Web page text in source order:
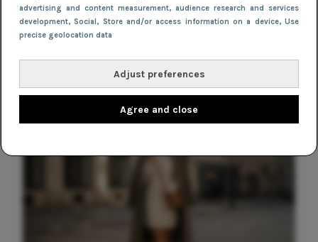
advertising and content measurement, audience research and services
development, Social, Store and/or access information on a device, Use
precise geolocation data
Adjust preferences
Agree and close
Dit is de Expresso voorjaarscollectie
2018